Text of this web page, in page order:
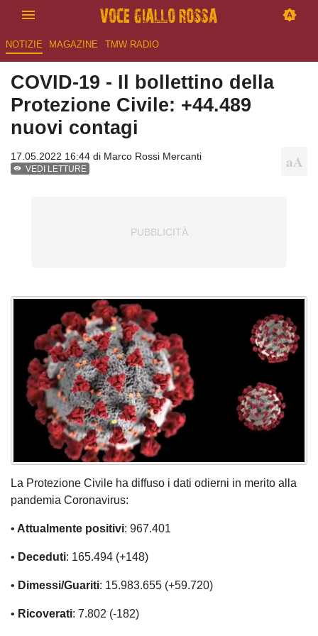
NOTIZIE MAGAZINE TMW RADIO
COVID-19 - Il bollettino della
Protezione Civile: +44.489
nuovi contagi
17.05.2022 16:44 di Marco Rossi Mercanti
VEDI LETTURE
La Protezione Civile ha diffuso i dati odierni in merito alla
pandemia Coronavirus:
• Attualmente positivi: 967.401
• Deceduti: 165.494 (+148)
• Dimessi/Guariti: 15.983.655 (+59.720)
• Ricoverati: 7.802 (-182)